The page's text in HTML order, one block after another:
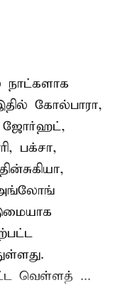
நாட்களாக
கோல்பாரா,
ஜோர்ஹட்,
பக்சா,
அங்லோங்
வெள்ளத் ...